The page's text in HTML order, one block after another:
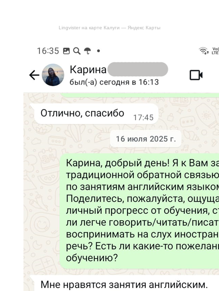
Lingvister на карте Калуги — Яндекс Карты